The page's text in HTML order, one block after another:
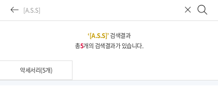
공지/뉴스 이벤트
‘[A.S.S]’ 검색결과
총5개의 검색결과가 있습니다.
악세서리(5개)